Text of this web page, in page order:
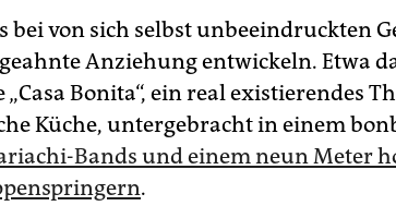
bei von sich selbst unbeeindruckten
Anziehung entwickeln. Etwa
„Casa Bonita“, ein real existierendes
Küche, untergebracht in einem
Bands und einem neun Meter
.